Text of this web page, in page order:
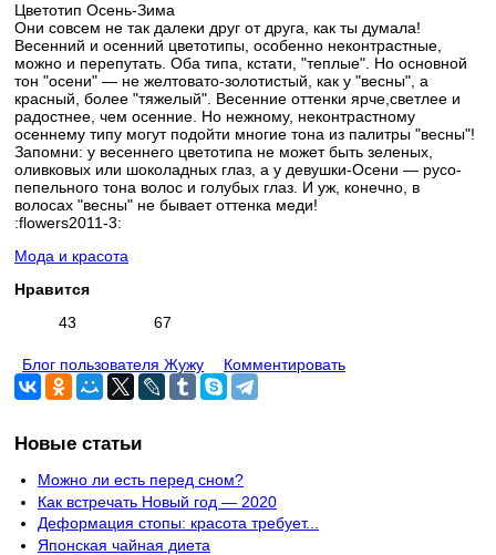
Цветотип Осень-Зима
Они совсем не так далеки друг от друга, как ты думала!
Весенний и осенний цветотипы, особенно неконтрастные,
можно и перепутать. Оба типа, кстати, "теплые". Но основной
тон "осени" — не желтовато-золотистый, как у "весны", а
красный, более "тяжелый". Весенние оттенки ярче,светлее и
радостнее, чем осенние. Но нежному, неконтрастному
осеннему типу могут подойти многие тона из палитры "весны"!
Запомни: у весеннего цветотипа не может быть зеленых,
оливковых или шоколадных глаз, а у девушки-Осени — русо-
пепельного тона волос и голубых глаз. И уж, конечно, в
волосах "весны" не бывает оттенка меди!
:flowers2011-3:
Мода и красота
Нравится
43
67
Блог пользователя Жужу Комментировать
Новые статьи
Можно ли есть перед сном?
Как встречать Новый год — 2020
Деформация стопы: красота требует...
Японская чайная диета